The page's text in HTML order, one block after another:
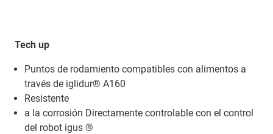
Tech up
Puntos de rodamiento compatibles con alimentos a
través de iglidur® A160
Resistente
a la corrosión Directamente controlable con el control
del robot igus ®